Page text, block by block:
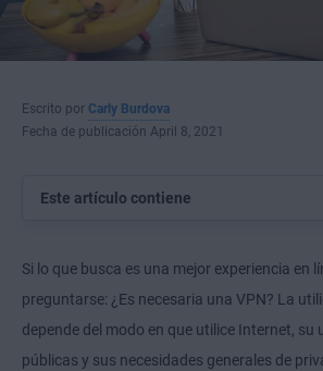
Escrito por Carly Burdova
Fecha de publicación April 8, 2021
Este artículo contiene
Si lo que busca es una mejor experiencia en
preguntarse: ¿Es necesaria una VPN? La
depende del modo en que utilice Internet, su
públicas y sus necesidades generales de